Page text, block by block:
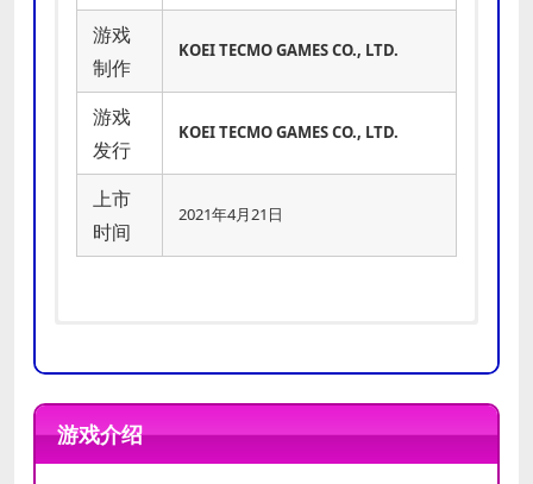
游戏
制作
KOEI TECMO GAMES CO., LTD.
游戏
发行
KOEI TECMO GAMES CO., LTD.
上市
时间
2021年4月21日
Windows® 8.1, Windows® 10, 64bit
处理器
Intel Core i5 750 or over
Windows® 8.1, Windows® 10, 64bit
处理器
Intel Core i7 2600 or over
游戏介绍